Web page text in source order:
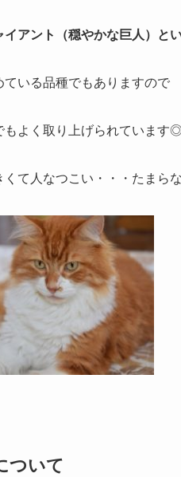
イアント（穏やかな巨人）と
ている品種でもありますので
もよく取り上げられています
くて人なつこい・・・たまら
ついて